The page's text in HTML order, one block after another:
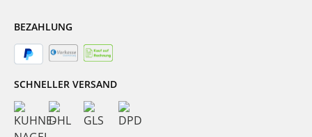
BEZAHLUNG
SCHNELLER VERSAND